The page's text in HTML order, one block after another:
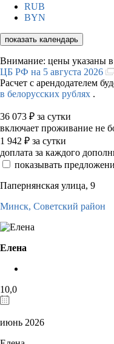
RUB
BYN
показать календарь
Внимание: цены указаны
ЦБ РФ на 5 августа 2026
Расчет с арендодателем
в белорусских рублях .
36 073 ₽ за сутки
включает проживание не
1 942 ₽ за сутки
доплата за каждого
показывать
Папернянская улица, 9
Минск, Советский район
Елена
10,0
июнь 2026